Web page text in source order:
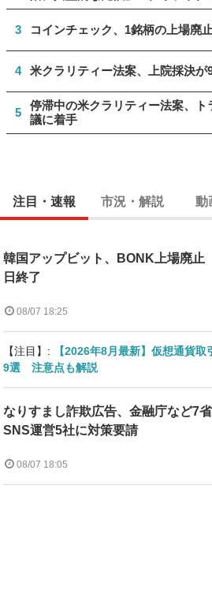
3 コインチェック、1銘柄の上場廃
4 米クラリティー法案、上院採決が
5
停滞中の米クラリティー法案、
議に着手
注目・速報 市況・解説 動
韓国アップビット、BONK上場廃
日終了
08/07 18:25
【注目】:
【2026年8月最新】仮想通貨
9選 注意点も解説
なりすまし詐欺広告、金融庁など7
SNS運営5社に対策要請
08/07 18:05